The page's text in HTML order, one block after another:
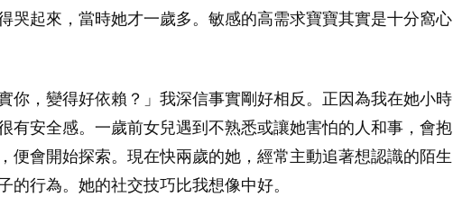
哭起來，當時她才一歲多。敏感的高需求寶寶其實是十分窩心
你，變得好依賴？」我深信事實剛好相反。正因為我在她小時
有安全感。一歲前女兒遇到不熟悉或讓她害怕的人和事，會抱
便會開始探索。現在快兩歲的她，經常主動追著想認識的陌生
的行為。她的社交技巧比我想像中好。